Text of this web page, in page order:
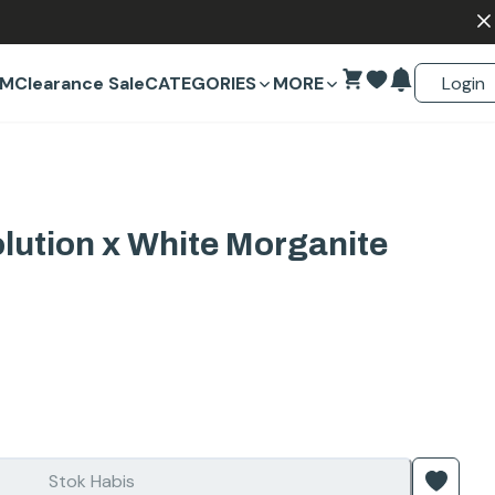
Clearance SaleCATEGORIES MORE Login
x White Morganite
Stok Habis